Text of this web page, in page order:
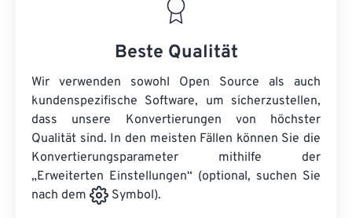
Beste Qualität
Wir verwenden sowohl Open Source als auch
kundenspezifische Software, um sicherzustellen,
dass unsere Konvertierungen von höchster
Qualität sind. In den meisten Fällen können Sie die
Konvertierungsparameter mithilfe der
„Erweiterten Einstellungen“ (optional, suchen Sie
nach dem
Symbol).